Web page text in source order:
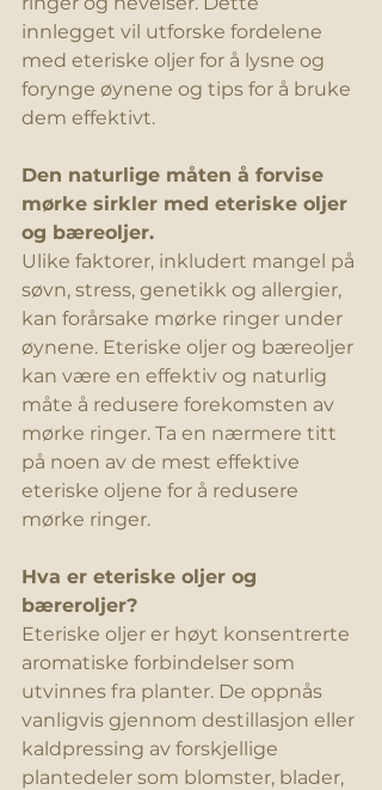
innlegget vil utforske fordelene
med eteriske oljer for å lysne og
forynge øynene og tips for å bruke
dem effektivt.
Den naturlige måten å forvise
mørke sirkler med eteriske oljer
og bæreoljer.
Ulike faktorer, inkludert mangel på
søvn, stress, genetikk og allergier,
kan forårsake mørke ringer under
øynene. Eteriske oljer og bæreoljer
kan være en effektiv og naturlig
måte å redusere forekomsten av
mørke ringer. Ta en nærmere titt
på noen av de mest effektive
eteriske oljene for å redusere
mørke ringer.
Hva er eteriske oljer og
bæreroljer?
Eteriske oljer er høyt konsentrerte
aromatiske forbindelser som
utvinnes fra planter. De oppnås
vanligvis gjennom destillasjon eller
kaldpressing av forskjellige
plantedeler som blomster, blader,